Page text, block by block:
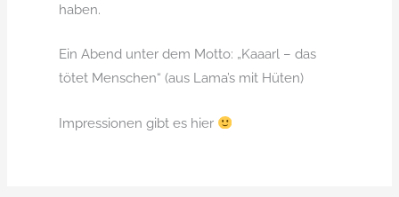
haben.
Ein Abend unter dem Motto: „Kaaarl – das
tötet Menschen“ (aus Lama’s mit Hüten)
Impressionen gibt es hier